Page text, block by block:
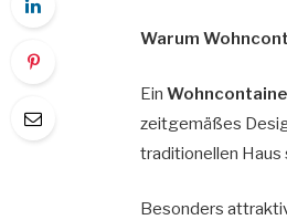
Warum
Ein
zeitgemäßes
traditionellen Haus
Besonders